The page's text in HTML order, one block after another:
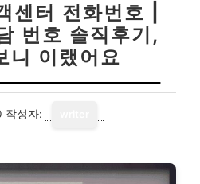
센터 전화번호 |
번호 솔직후기,
니 이랬어요
작성자: